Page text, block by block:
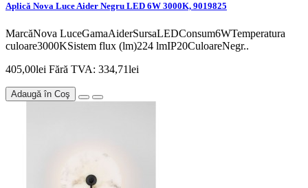
Aplică Nova Luce Aider Negru LED 6W 3000K, 9019825
MarcăNova LuceGamaAiderSursaLEDConsum6WTemperatura
culoare3000KSistem flux (lm)224 lmIP20CuloareNegr..
405,00lei Fără TVA: 334,71lei
Adaugă în Coş